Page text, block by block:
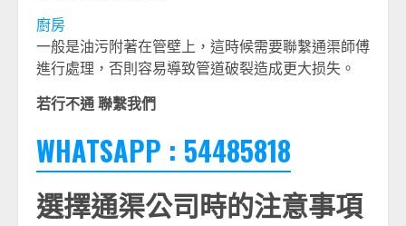
廚房
一般是油污附著在管壁上，這時候需要聯繫通渠師傅
進行處理，否則容易導致管道破裂造成更大损失。
若行不通 聯繫我們
WHATSAPP : 54485818
選擇通渠公司時的注意事項